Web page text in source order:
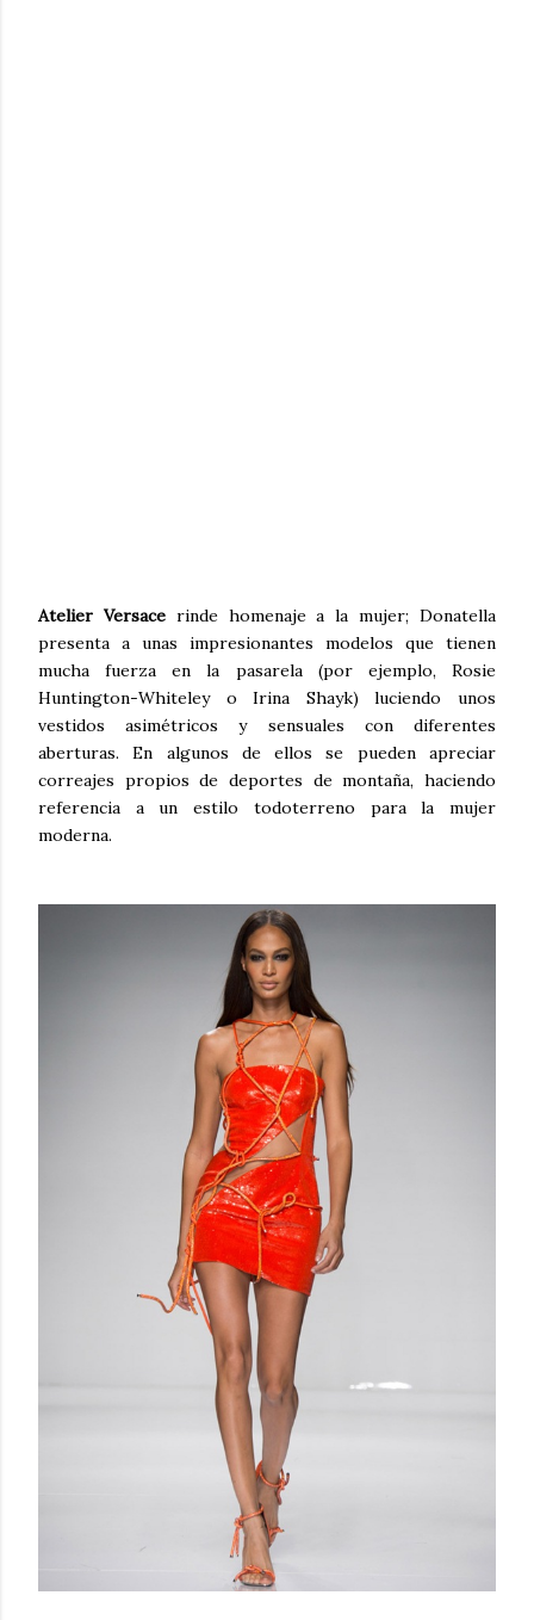
Atelier Versacerinde homenaje a la mujer; Donatella
presenta a unas impresionantes modelos que tienen
mucha fuerza en la pasarela (por ejemplo, Rosie
Huntington-Whiteley o Irina Shayk)luciendo unos
vestidos asimétricos y sensuales con diferentes
aberturas. En algunos deellos se pueden apreciar
correajes propios de deportes de montaña, haciendo
referencia a un estilo todoterreno para la mujer
moderna.